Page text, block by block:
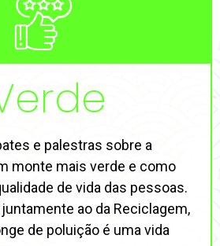
e palestras sobre a
monte mais verde e como
de vida das pessoas.
ao da Reciclagem,
de poluição é uma vida